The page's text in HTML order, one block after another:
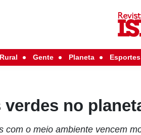
Gente Planeta Esportes
verdes no
com o meio ambiente vencem